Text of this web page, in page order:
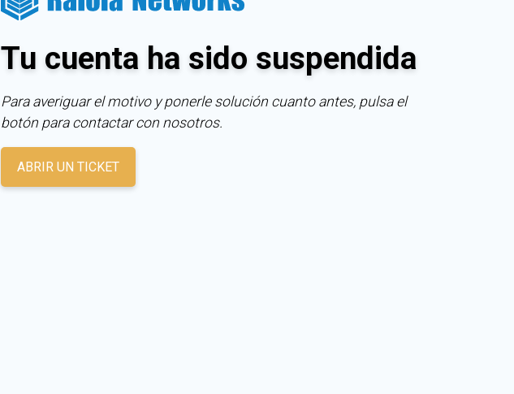
Tu cuenta ha sido suspendida
Para averiguar el motivo y ponerle solución cuanto antes, pulsa el
botón para contactar con nosotros.
ABRIR UN TICKET